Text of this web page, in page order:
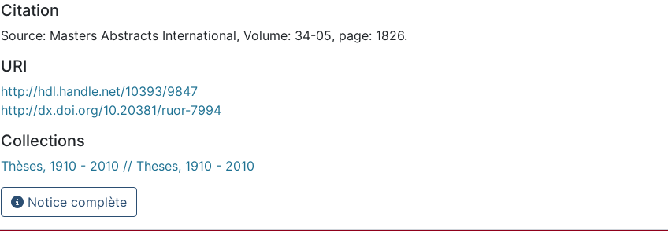
Citation
Source: Masters Abstracts International, Volume: 34-05, page: 1826.
URI
http://hdl.handle.net/10393/9847
http://dx.doi.org/10.20381/ruor-7994
Collections
Thèses, 1910 - 2010 // Theses, 1910 - 2010
Notice complète